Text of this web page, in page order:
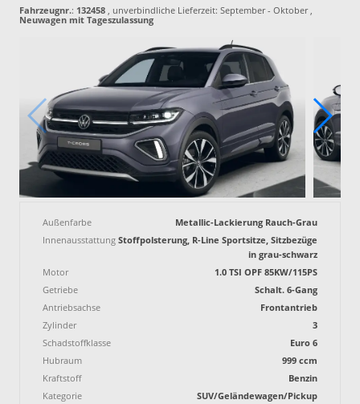
Fahrzeugnr.: 132458 , unverbindliche Lieferzeit: September - Oktober ,
Neuwagen mit Tageszulassung
Außenfarbe
Metallic-Lackierung Rauch-Grau
Innenausstattung Stoffpolsterung, R-Line Sportsitze, Sitzbezüge
in grau-schwarz
Motor
1.0 TSI OPF 85KW/115PS
Getriebe
Schalt. 6-Gang
Antriebsachse
Frontantrieb
Zylinder
3
Schadstoffklasse
Euro 6
Hubraum
999 ccm
Kraftstoff
Benzin
Kategorie
SUV/Geländewagen/Pickup